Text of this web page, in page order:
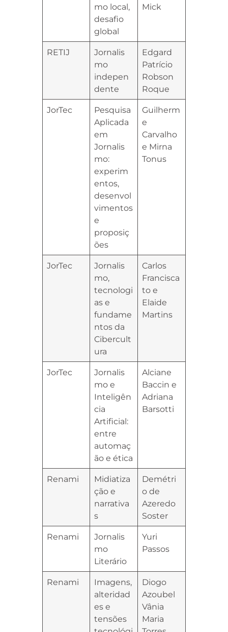
mo local,
desafio
global
Mick
RETIJ
Jornalis
mo
indepen
dente
Edgard
Patrício
Robson
Roque
JorTec
Pesquisa
Aplicada
em
Jornalis
mo:
experim
entos,
desenvol
vimentos
e
proposiç
ões
Guilherm
e
Carvalho
e Mirna
Tonus
JorTec
Jornalis
mo,
tecnologi
as e
fundame
ntos da
Cibercult
ura
Carlos
Francisca
to e
Elaide
Martins
JorTec
Jornalis
mo e
Inteligên
cia
Artificial:
entre
automaç
ão e ética
Alciane
Baccin e
Adriana
Barsotti
Renami
Midiatiza
ção e
narrativa
s
Demétri
o de
Azeredo
Soster
Renami
Jornalis
mo
Literário
Yuri
Passos
Renami
Imagens,
alteridad
es e
tensões
Diogo
Azoubel
Vânia
Maria